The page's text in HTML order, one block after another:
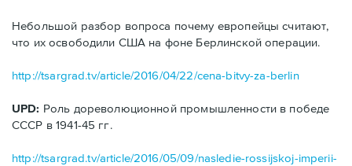
Небольшой разбор вопроса почему европейцы считают,
что их освободили США на фоне Берлинской операции.
http://tsargrad.tv/article/2016/04/22/cena-bitvy-za-berlin
UPD: Роль дореволюционной промышленности в победе
СССР в 1941-45 гг.
http://tsargrad.tv/article/2016/05/09/nasledie-rossijskoj-imperii-